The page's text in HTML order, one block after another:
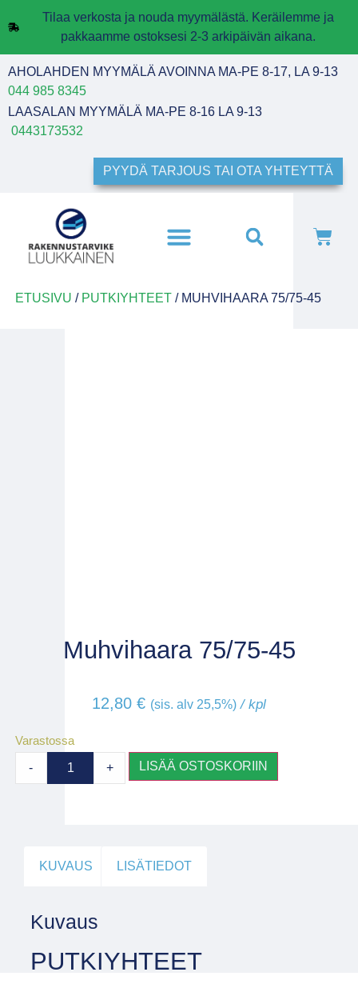
Tilaa verkosta ja nouda myymälästä. Keräilemme ja
pakkaamme ostoksesi 2-3 arkipäivän aikana.
AHOLAHDEN MYYMÄLÄ AVOINNA MA-PE 8-17, LA 9-13
044 985 8345
LAASALAN MYYMÄLÄ MA-PE 8-16 LA 9-13
0443173532
PYYDÄ TARJOUS TAI OTA YHTEYTTÄ
ETUSIVU / PUTKIYHTEET/ MUHVIHAARA 75/75-45
Muhvihaara 75/75-45
12,80 € (sis. alv 25,5%) / kpl
Varastossa
- + LISÄÄ OSTOSKORIIN
KUVAUS LISÄTIEDOT
Kuvaus
PUTKIYHTEET